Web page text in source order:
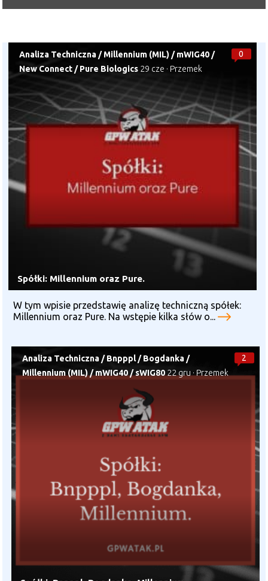
0
Analiza Techniczna /Millennium (MIL) /mWIG40 /
New Connect /Pure Biologics 29 cze · Przemek
Spółki: Millennium oraz Pure.
W tym wpisie przedstawię analizę techniczną spółek:
Millennium oraz Pure. Na wstępie kilka słów o...
2
Analiza Techniczna /Bnpppl/Bogdanka /
Millennium (MIL) /mWIG40 /sWIG80 22 gru · Przemek